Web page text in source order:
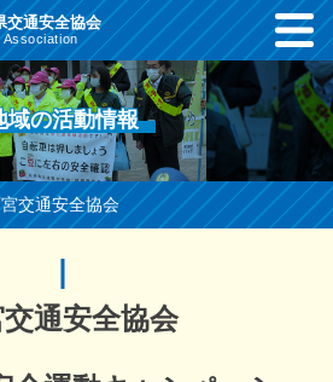
交通安全協会
域の活動情報
交通安全協会
通安全協会